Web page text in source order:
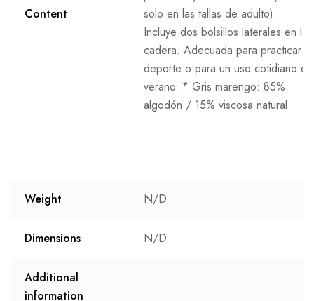
Content
solo en las tallas de adulto).
Incluye dos bolsillos laterales en la
cadera. Adecuada para practicar
deporte o para un uso cotidiano en
verano. * Gris marengo: 85%
algodón / 15% viscosa natural
Weight N/D
Dimensions N/D
Additional
information